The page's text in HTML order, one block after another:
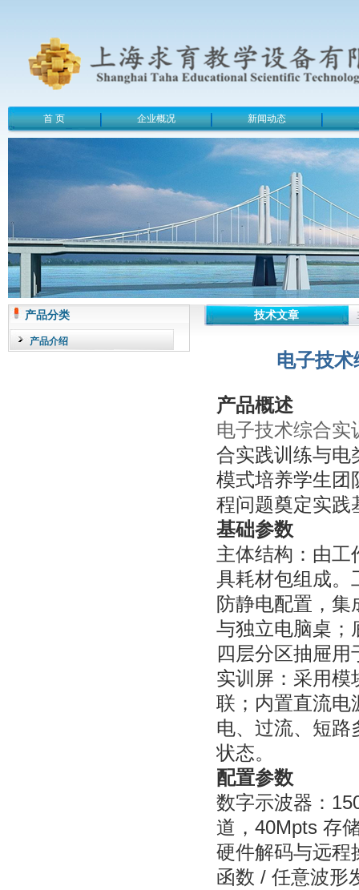
首 页 企业概况 新闻动态
产品分类
产品介绍
技术文章
电子技
产品概述
电子技术综合实
合实践训练与电
模式培养学生团
程问题奠定实践
基础参数
主体结构：由工
具耗材包组成。
防静电配置，
与独立电脑桌；
四层分区抽屉
实训屏：采用模
联；内置直流电
电、过流、短路
状态。
配置参数
数字示波器：
道，40Mpts 存
硬件解码与远程
函数 / 任意波形